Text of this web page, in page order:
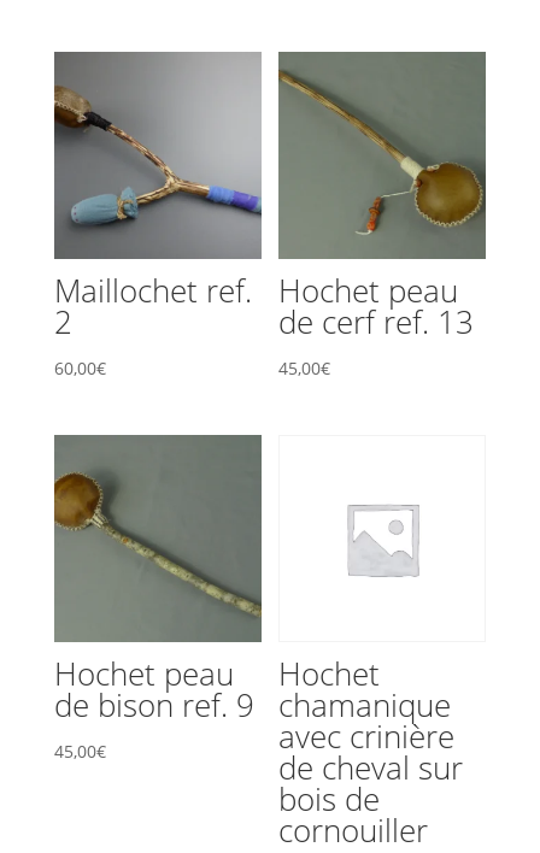
Maillochet ref.
2
60,00€
Hochet peau
de cerf ref. 13
45,00€
Hochet peau
de bison ref. 9
45,00€
Hochet
chamanique
avec crinière
de cheval sur
bois de
cornouiller